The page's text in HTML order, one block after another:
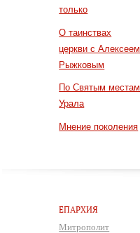
только
О таинствах
церкви с Алексеем
Рыжковым
По Святым местам
Урала
Мнение поколения
ЕПАРХИЯ
Митрополит